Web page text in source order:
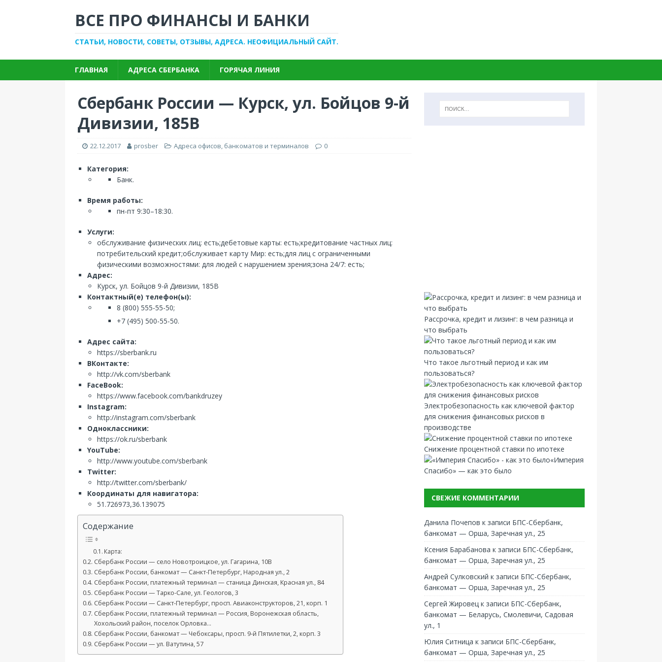
ВСЕ ПРО ФИНАНСЫ И БАНКИ
СТАТЬИ, НОВОСТИ, СОВЕТЫ, ОТЗЫВЫ, АДРЕСА. НЕОФИЦИАЛЬНЫЙ САЙТ.
ГЛАВНАЯ АДРЕСА СБЕРБАНКА ГОРЯЧАЯ ЛИНИЯ
Сбербанк России — Курск, ул. Бойцов 9-й
Дивизии, 185В
22.12.2017 prosber Адреса офисов, банкоматов и терминалов 0
Категория:
Банк.
Время работы:
пн-пт 9:30–18:30.
Услуги:
обслуживание физических лиц: есть;дебетовые карты: есть;кредитование частных лиц:
потребительский кредит;обслуживает карту Мир: есть;для лиц с ограниченными
физическими возможностями: для людей с нарушением зрения;зона 24/7: есть;
Адрес:
Курск, ул. Бойцов 9-й Дивизии, 185В
Контактный(е) телефон(ы):
8 (800) 555-55-50;
+7 (495) 500-55-50.
Адрес сайта:
https://sberbank.ru
ВКонтакте:
http://vk.com/sberbank
FaceBook:
https://www.facebook.com/bankdruzey
Instagram:
http://instagram.com/sberbank
Одноклассники:
https://ok.ru/sberbank
YouTube:
http://www.youtube.com/sberbank
Twitter:
http://twitter.com/sberbank/
Координаты для навигатора:
51.726973,36.139075
Содержание
Карта:
Сбербанк России — село Новотроицкое, ул. Гагарина, 10В
Сбербанк России, банкомат — Санкт-Петербург, Народная ул., 2
Сбербанк России, платежный терминал — станица Динская, Красная ул., 84
Сбербанк России — Тарко-Сале, ул. Геологов, 3
Сбербанк России — Санкт-Петербург, просп. Авиаконструкторов, 21, корп. 1
Сбербанк России, платежный терминал — Россия, Воронежская область,
Хохольский район, поселок Орловка…
Сбербанк России, банкомат — Чебоксары, просп. 9-й Пятилетки, 2, корп. 3
Сбербанк России — ул. Ватутина, 57
Рассрочка, кредит и лизинг: в чем разница и
что выбрать
Что такое льготный период и как им
пользоваться?
Электробезопасность как ключевой фактор
для снижения финансовых рисков в
производстве
Снижение процентной ставки по ипотеке
«Империя
Спасибо» — как это было
СВЕЖИЕ КОММЕНТАРИИ
Данила Почепов к записи БПС-Сбербанк,
банкомат — Орша, Заречная ул., 25
Ксения Барабанова к записи БПС-Сбербанк,
банкомат — Орша, Заречная ул., 25
Андрей Сулковский к записи БПС-Сбербанк,
банкомат — Орша, Заречная ул., 25
Сергей Жировец к записи БПС-Сбербанк,
банкомат — Беларусь, Смолевичи, Садовая
ул., 1
Юлия Ситница к записи БПС-Сбербанк,
банкомат — Орша, Заречная ул., 25